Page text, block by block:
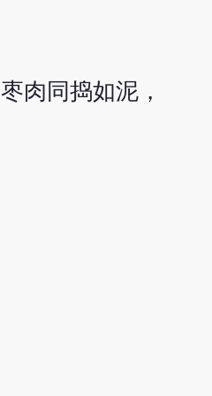
肉同捣如泥，